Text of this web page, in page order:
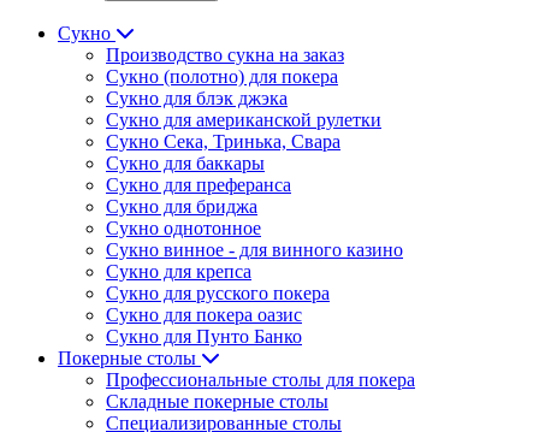
Сукно
Производство сукна на заказ
Сукно (полотно) для покера
Сукно для блэк джэка
Сукно для американской рулетки
Сукно Сека, Тринька, Свара
Сукно для баккары
Сукно для преферанса
Сукно для бриджа
Сукно однотонное
Сукно винное - для винного казино
Сукно для крепса
Сукно для русского покера
Сукно для покера оазис
Сукно для Пунто Банко
Покерные столы
Профессиональные столы для покера
Складные покерные столы
Специализированные столы